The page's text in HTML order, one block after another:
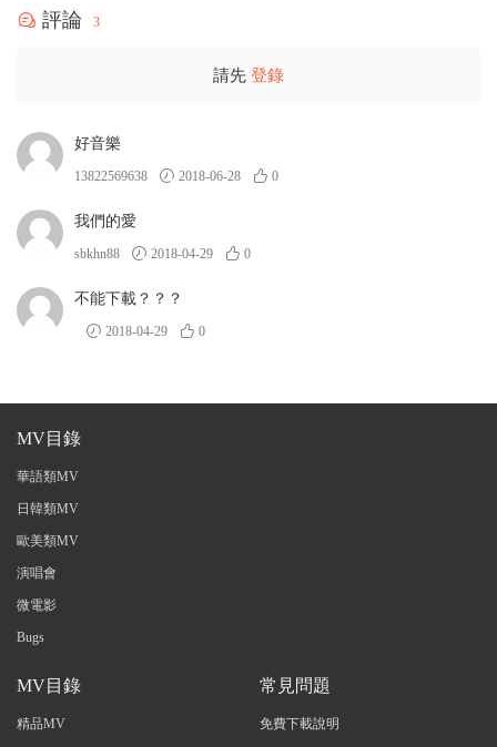
評論 3
請先 登錄
好音樂
13822569638 2018-06-28 0
我們的愛
sbkhn88 2018-04-29 0
不能下載？？？
2018-04-29 0
MV目錄
華語類MV
日韓類MV
歐美類MV
演唱會
微電影
Bugs
MV目錄
精品MV
常見問題
免費下載說明